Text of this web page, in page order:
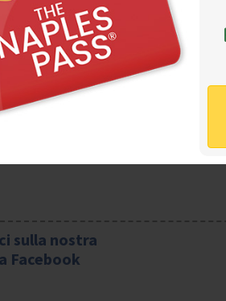
Vieni all’evento più gustoso dell’anno!
tuo menu del Napoli Pizza Village
sulla nostra
Facebook